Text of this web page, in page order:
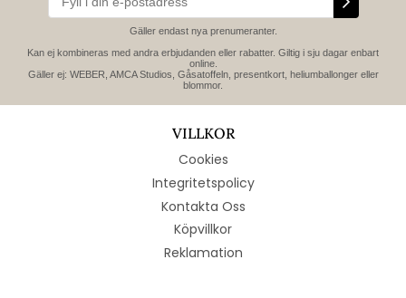
Gäller endast nya prenumeranter.
Kan ej kombineras med andra erbjudanden eller rabatter. Giltig i sju dagar enbart
online.
Gäller ej: WEBER, AMCA Studios, Gåsatoffeln, presentkort, heliumballonger eller
blommor.
VILLKOR
Cookies
Integritetspolicy
Kontakta Oss
Köpvillkor
Reklamation